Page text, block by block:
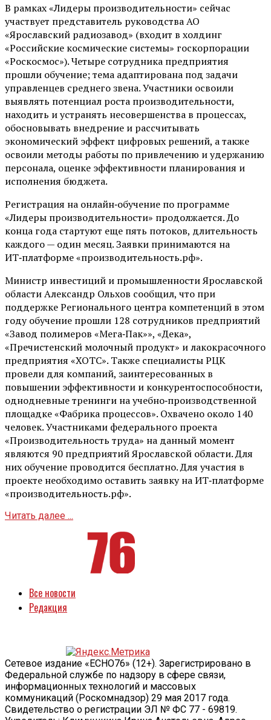
В рамках «Лидеры производительности» сейчас
участвует представитель руководства АО
«Ярославский радиозавод» (входит в холдинг
«Российские космические системы» госкорпорации
«Роскосмос»). Четыре сотрудника предприятия
прошли обучение; тема адаптирована под задачи
управленцев среднего звена. Участники освоили
выявлять потенциал роста производительности,
находить и устранять несовершенства в процессах,
обосновывать внедрение и рассчитывать
экономический эффект цифровых решений, а также
освоили методы работы по привлечению и удержанию
персонала, оценке эффективности планирования и
исполнения бюджета.
Регистрация на онлайн‑обучение по программе
«Лидеры производительности» продолжается. До
конца года стартуют еще пять потоков, длительность
каждого — один месяц. Заявки принимаются на
ИТ‑платформе «производительность.рф».
Министр инвестиций и промышленности Ярославской
области Александр Ольхов сообщил, что при
поддержке Регионального центра компетенций в этом
году обучение прошли 128 сотрудников предприятий
«Завод полимеров «Мега‑Пак»», «Дека»,
«Пречистенский молочный продукт» и лакокрасочного
предприятия «ХОТС». Также специалисты РЦК
провели для компаний, заинтересованных в
повышении эффективности и конкурентоспособности,
однодневные тренинги на учебно‑производственной
площадке «Фабрика процессов». Охвачено около 140
человек. Участниками федерального проекта
«Производительность труда» на данный момент
являются 90 предприятий Ярославской области. Для
них обучение проводится бесплатно. Для участия в
проекте необходимо оставить заявку на ИТ‑платформе
«производительность.рф».
Читать далее ...
Все новости
Редакция
Сетевое издание «ECHO76» (12+). Зарегистрировано в
Федеральной службе по надзору в сфере связи,
информационных технологий и массовых
коммуникаций (Роскомнадзор) 29 мая 2017 года.
Свидетельство о регистрации ЭЛ № ФС 77 - 69819.